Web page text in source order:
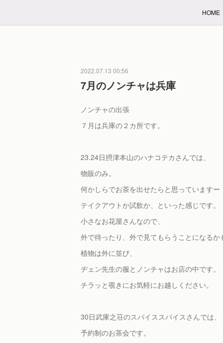
HOME
2022.07.13 00:56
7月のノンチャは兵庫
ノンチャの出張
７月は兵庫の２カ所です。
23.24日摂津本山のハナコテカさんでは、
物販のみ。
何かしらでお茶を出せたらと思っていますー
テイクアウトか試飲か、といった感じです。
小さなお花屋さんなので、
外で待ったり、外で見てもらうことになるか
植物は外に並び、
ヂェン先生の服とノンチャはお店の中です。
チラッと覗きにお気軽にお越しください。
30日武庫之荘のスパイススパイスさんでは、
予約制のお茶会です。